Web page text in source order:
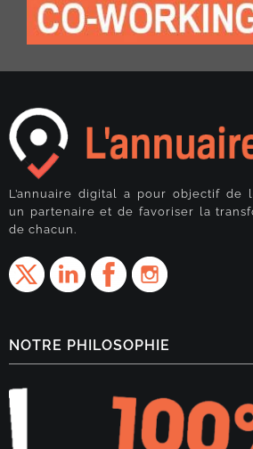
L’annuaire digital a pour objectif de
un partenaire et de favoriser la
de chacun.
NOTRE PHILOSOPHIE